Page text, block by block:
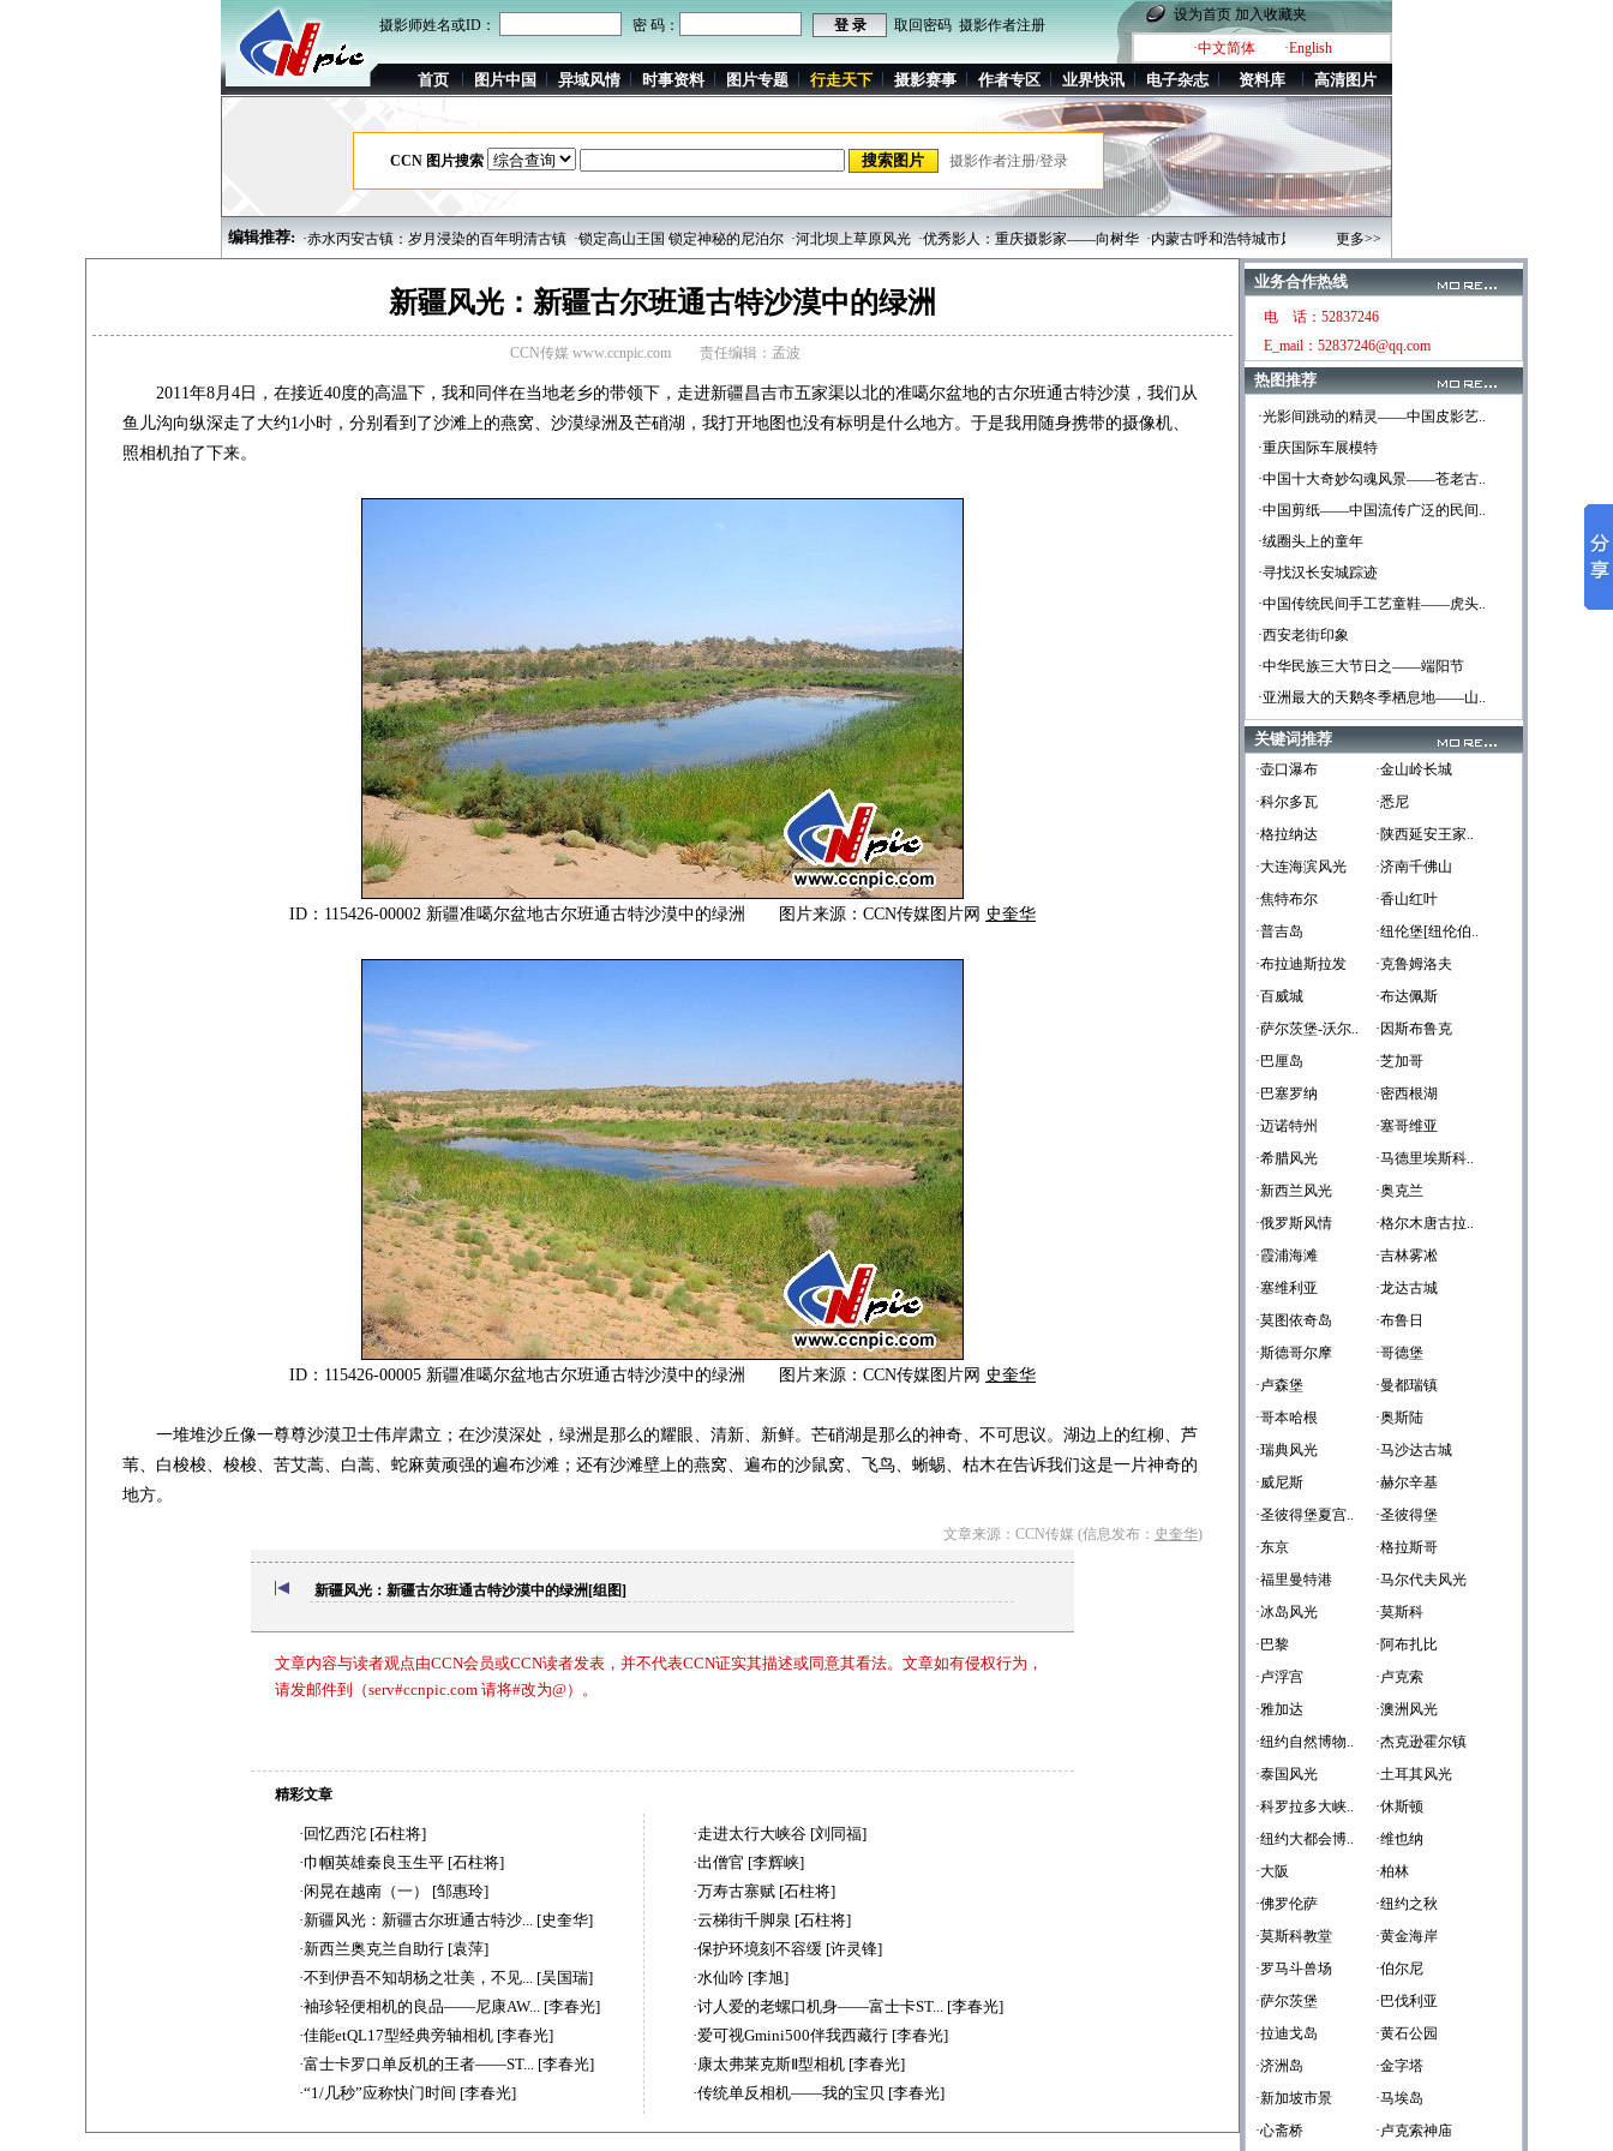
摄影师姓名或ID： 密 码： 取回密码 摄影作者注册
设为首页 加入收藏夹
·中文简体
·English
首页 图片中国 异域风情 时事资料 图片专题 行走天下 摄影赛事 作者专区 业界快讯 电子杂志 资料库 高清图片
CCN 图片搜索 摄影作者注册/登录
编辑推荐:
·优秀影人：陕西摄影家赵艳峰 ·赤水丙安古镇：岁月浸染的百年明清古镇 ·锁定高山王国 锁定神秘的尼泊尔 ·河北坝上草原风光 ·优秀影人：重庆摄影家——向树华 ·内蒙古呼和浩特城市风光[高清图片] ·江南府第代表性建筑——浙江奉化溪口
更多>>
新疆风光：新疆古尔班通古特沙漠中的绿洲
CCN传媒 www.ccnpic.com 责任编辑：孟波
2011年8月4日，在接近40度的高温下，我和同伴在当地老乡的带领下，走进新疆昌吉市五家渠以北的准噶尔盆地的古尔班通古特沙漠，我们从
鱼儿沟向纵深走了大约1小时，分别看到了沙滩上的燕窝、沙漠绿洲及芒硝湖，我打开地图也没有标明是什么地方。于是我用随身携带的摄像机、
照相机拍了下来。
ID：115426-00002 新疆准噶尔盆地古尔班通古特沙漠中的绿洲 图片来源：CCN传媒图片网 史奎华
ID：115426-00005 新疆准噶尔盆地古尔班通古特沙漠中的绿洲 图片来源：CCN传媒图片网 史奎华
一堆堆沙丘像一尊尊沙漠卫士伟岸肃立；在沙漠深处，绿洲是那么的耀眼、清新、新鲜。芒硝湖是那么的神奇、不可思议。湖边上的红柳、芦
苇、白梭梭、梭梭、苦艾蒿、白蒿、蛇麻黄顽强的遍布沙滩；还有沙滩壁上的燕窝、遍布的沙鼠窝、飞鸟、蜥蜴、枯木在告诉我们这是一片神奇的
地方。
文章来源：CCN传媒 (信息发布： 史奎华)
新疆风光：新疆古尔班通古特沙漠中的绿洲[组图]
文章内容与读者观点由CCN会员或CCN读者发表，并不代表CCN证实其描述或同意其看法。文章如有侵权行为，
请发邮件到（serv#ccnpic.com 请将#改为@）。
精彩文章
· 回忆西沱 [石柱将]
·巾帼英雄秦良玉生平 [石柱将]
·闲晃在越南（一） [邹惠玲]
·新疆风光：新疆古尔班通古特沙... [史奎华]
·新西兰奥克兰自助行 [袁萍]
·不到伊吾不知胡杨之壮美，不见... [吴国瑞]
·袖珍轻便相机的良品——尼康AW... [李春光]
·佳能etQL17型经典旁轴相机 [李春光]
·富士卡罗口单反机的王者――ST... [李春光]
·“1/几秒”应称快门时间 [李春光]
·走进太行大峡谷 [刘同福]
·出僧官 [李辉峡]
·万寿古寨赋 [石柱将]
·云梯街千脚泉 [石柱将]
·保护环境刻不容缓 [许灵锋]
·水仙吟 [李旭]
·讨人爱的老螺口机身——富士卡ST... [李春光]
·爱可视Gmini500伴我西藏行 [李春光]
·康太弗莱克斯Ⅱ型相机 [李春光]
·传统单反相机——我的宝贝 [李春光]
业务合作热线
电 话：52837246
E_mail：52837246@qq.com
热图推荐
·光影间跳动的精灵——中国皮影艺..
·重庆国际车展模特
·中国十大奇妙勾魂风景——苍老古..
·中国剪纸——中国流传广泛的民间..
·绒圈头上的童年
·寻找汉长安城踪迹
·中国传统民间手工艺童鞋——虎头..
·西安老街印象
·中华民族三大节日之——端阳节
·亚洲最大的天鹅冬季栖息地——山..
关键词推荐
·壶口瀑布
·金山岭长城
·科尔多瓦
·悉尼
·格拉纳达
·陕西延安王家..
·大连海滨风光
·济南千佛山
·焦特布尔
·香山红叶
·普吉岛
·纽伦堡[纽伦伯..
·布拉迪斯拉发
·克鲁姆洛夫
·百威城
·布达佩斯
·萨尔茨堡-沃尔..
·因斯布鲁克
·巴厘岛
·芝加哥
·巴塞罗纳
·密西根湖
·迈诺特州
·塞哥维亚
·希腊风光
·马德里埃斯科..
·新西兰风光
·奥克兰
·俄罗斯风情
·格尔木唐古拉..
·霞浦海滩
·吉林雾凇
·塞维利亚
·龙达古城
·莫图依奇岛
·布鲁日
·斯德哥尔摩
·哥德堡
·卢森堡
·曼都瑞镇
·哥本哈根
·奥斯陆
·瑞典风光
·马沙达古城
·威尼斯
·赫尔辛基
·圣彼得堡夏宫..
·圣彼得堡
·东京
·格拉斯哥
·福里曼特港
·马尔代夫风光
·冰岛风光
·莫斯科
·巴黎
·阿布扎比
·卢浮宫
·卢克索
·雅加达
·澳洲风光
·纽约自然博物..
·杰克逊霍尔镇
·泰国风光
·土耳其风光
·科罗拉多大峡..
·休斯顿
·纽约大都会博..
·维也纳
·大阪
·柏林
·佛罗伦萨
·纽约之秋
·莫斯科教堂
·黄金海岸
·罗马斗兽场
·伯尔尼
·萨尔茨堡
·巴伐利亚
·拉迪戈岛
·黄石公园
·济洲岛
·金字塔
·新加坡市景
·马埃岛
·心斋桥
·卢克索神庙